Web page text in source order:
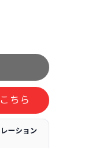
ちら
ーション